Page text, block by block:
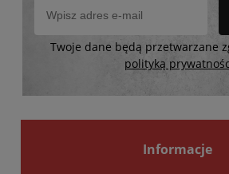
Twoje dane będą przetwarzane
polityką
Informacje